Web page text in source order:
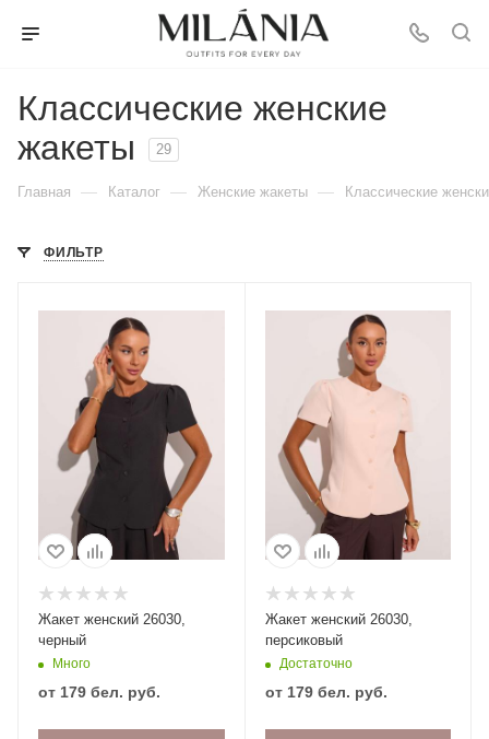
Классические женские
жакеты
29
Главная — Каталог — Женские жакеты — Классические
ФИЛЬТР
Жакет женский 26030,
черный
Много
от 179 бел. руб.
Жакет женский 26030,
персиковый
Достаточно
от 179 бел. руб.